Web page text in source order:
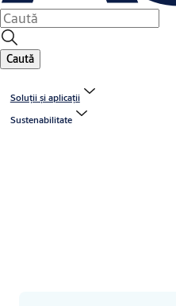
Caută
Soluții și aplicații
Sustenabilitate